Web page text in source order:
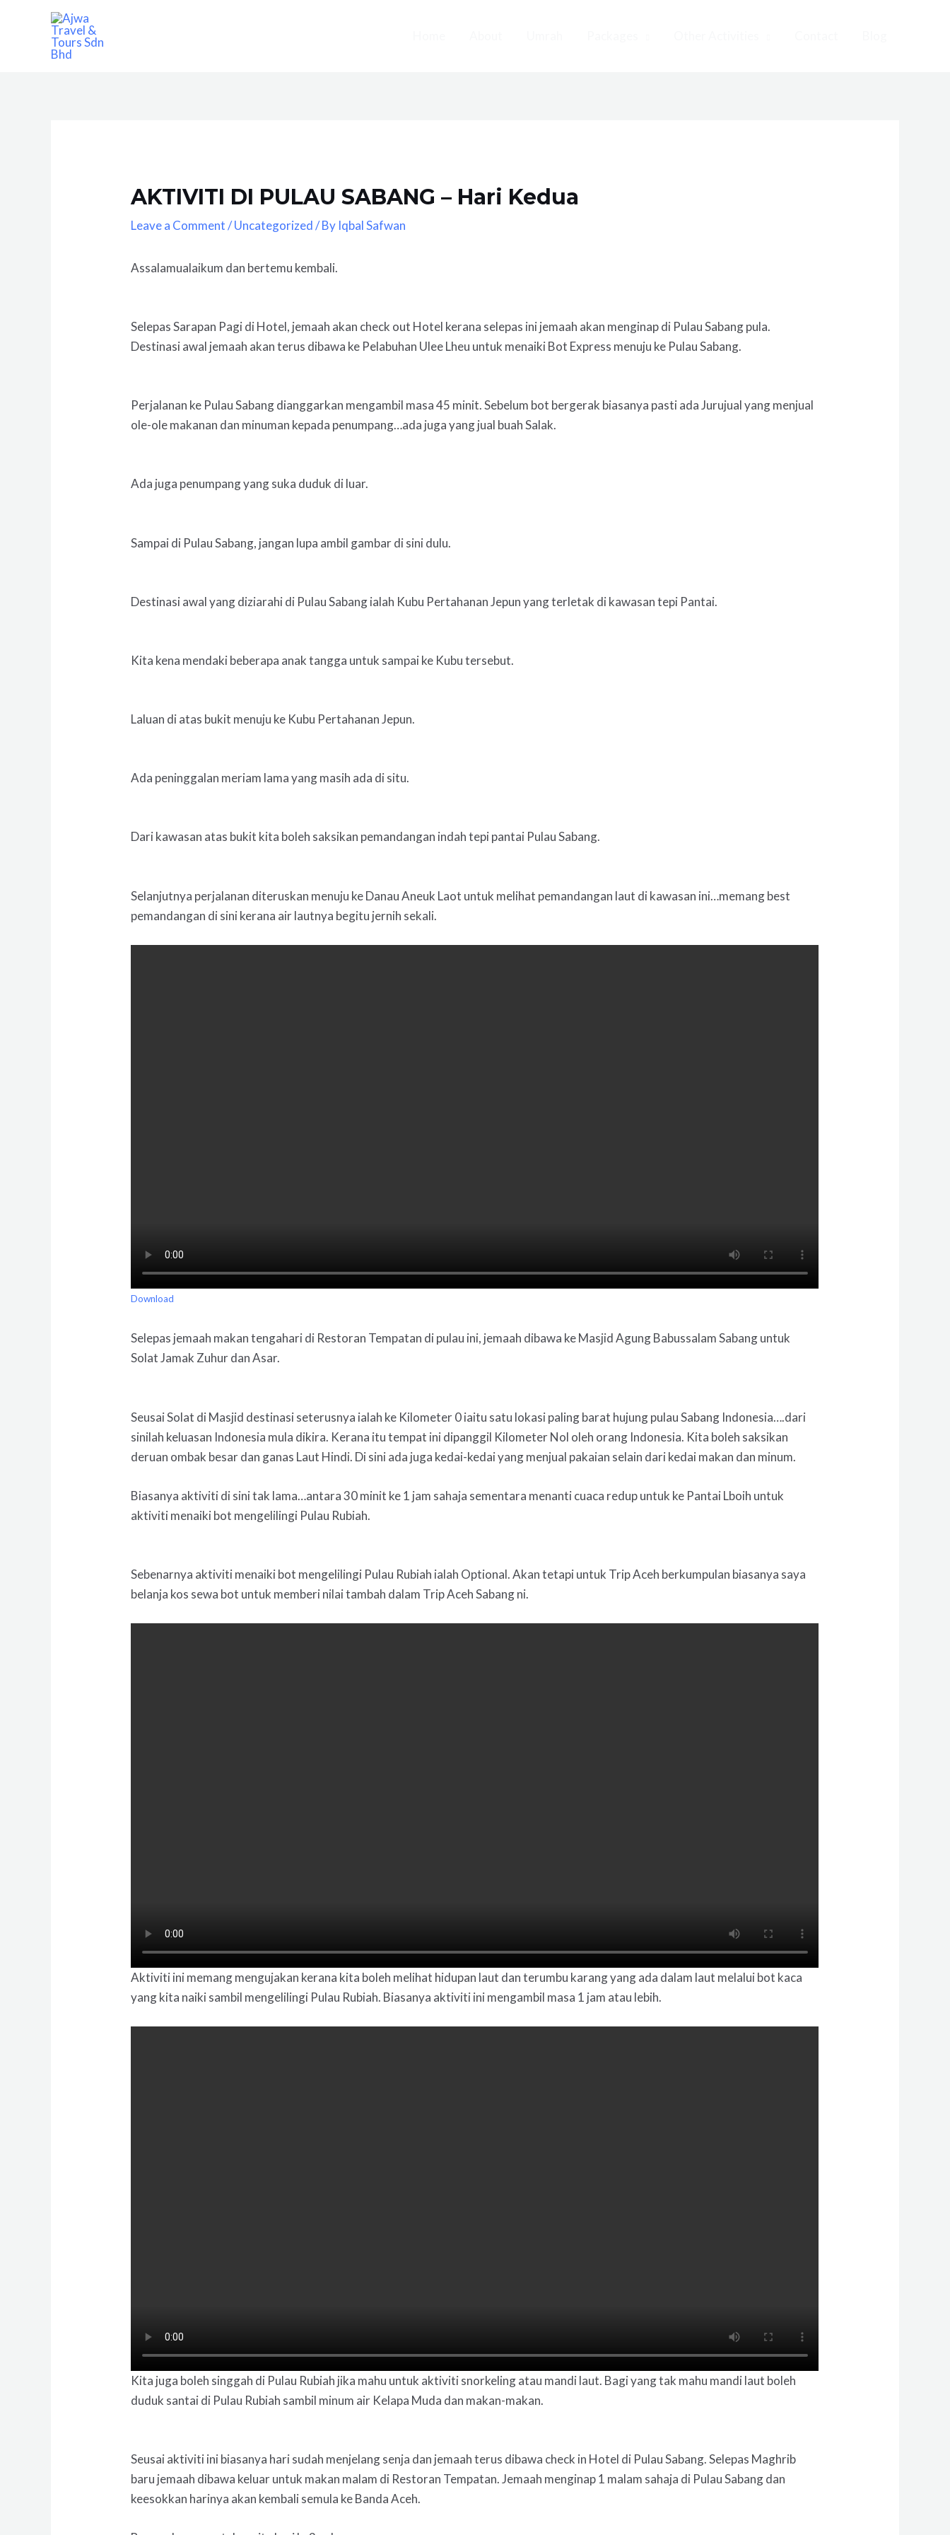
AKTIVITI DI PULAU SABANG – Hari Kedua
Leave a Comment /Uncategorized/ By Iqbal Safwan
Assalamualaikum dan bertemu kembali.
Selepas Sarapan Pagi di Hotel, jemaah akan check out Hotel kerana selepas ini jemaah akan menginap di Pulau Sabang pula.
Destinasi awal jemaah akan terus dibawa ke Pelabuhan Ulee Lheu untuk menaiki Bot Express menuju ke Pulau Sabang.
Perjalanan ke Pulau Sabang dianggarkan mengambil masa 45 minit. Sebelum bot bergerak biasanya pasti ada Jurujual yang menjual
ole-ole makanan dan minuman kepada penumpang…ada juga yang jual buah Salak.
Ada juga penumpang yang suka duduk di luar.
Sampai di Pulau Sabang, jangan lupa ambil gambar di sini dulu.
Destinasi awal yang diziarahi di Pulau Sabang ialah Kubu Pertahanan Jepun yang terletak di kawasan tepi Pantai.
Kita kena mendaki beberapa anak tangga untuk sampai ke Kubu tersebut.
Laluan di atas bukit menuju ke Kubu Pertahanan Jepun.
Ada peninggalan meriam lama yang masih ada di situ.
Dari kawasan atas bukit kita boleh saksikan pemandangan indah tepi pantai Pulau Sabang.
Selanjutnya perjalanan diteruskan menuju ke Danau Aneuk Laot untuk melihat pemandangan laut di kawasan ini…memang best
pemandangan di sini kerana air lautnya begitu jernih sekali.
Download
Selepas jemaah makan tengahari di Restoran Tempatan di pulau ini, jemaah dibawa ke Masjid Agung Babussalam Sabang untuk
Solat Jamak Zuhur dan Asar.
Seusai Solat di Masjid destinasi seterusnya ialah ke Kilometer 0 iaitu satu lokasi paling barat hujung pulau Sabang Indonesia….dari
sinilah keluasan Indonesia mula dikira. Kerana itu tempat ini dipanggil Kilometer Nol oleh orang Indonesia. Kita boleh saksikan
deruan ombak besar dan ganas Laut Hindi. Di sini ada juga kedai-kedai yang menjual pakaian selain dari kedai makan dan minum.
Biasanya aktiviti di sini tak lama…antara 30 minit ke 1 jam sahaja sementara menanti cuaca redup untuk ke Pantai Lboih untuk
aktiviti menaiki bot mengelilingi Pulau Rubiah.
Sebenarnya aktiviti menaiki bot mengelilingi Pulau Rubiah ialah Optional. Akan tetapi untuk Trip Aceh berkumpulan biasanya saya
belanja kos sewa bot untuk memberi nilai tambah dalam Trip Aceh Sabang ni.
Aktiviti ini memang mengujakan kerana kita boleh melihat hidupan laut dan terumbu karang yang ada dalam laut melalui bot kaca
yang kita naiki sambil mengelilingi Pulau Rubiah. Biasanya aktiviti ini mengambil masa 1 jam atau lebih.
Kita juga boleh singgah di Pulau Rubiah jika mahu untuk aktiviti snorkeling atau mandi laut. Bagi yang tak mahu mandi laut boleh
duduk santai di Pulau Rubiah sambil minum air Kelapa Muda dan makan-makan.
Seusai aktiviti ini biasanya hari sudah menjelang senja dan jemaah terus dibawa check in Hotel di Pulau Sabang. Selepas Maghrib
baru jemaah dibawa keluar untuk makan malam di Restoran Tempatan. Jemaah menginap 1 malam sahaja di Pulau Sabang dan
keesokkan harinya akan kembali semula ke Banda Aceh.